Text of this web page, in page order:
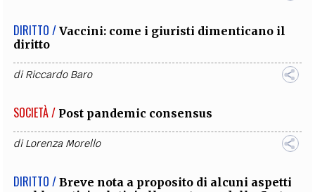
DIRITTO / Vaccini: come i giuristi dimenticano il
diritto
diRiccardo Baro
SOCIETÀ / Post pandemic consensus
diLorenza Morello
DIRITTO / Breve nota a proposito di alcuni aspetti